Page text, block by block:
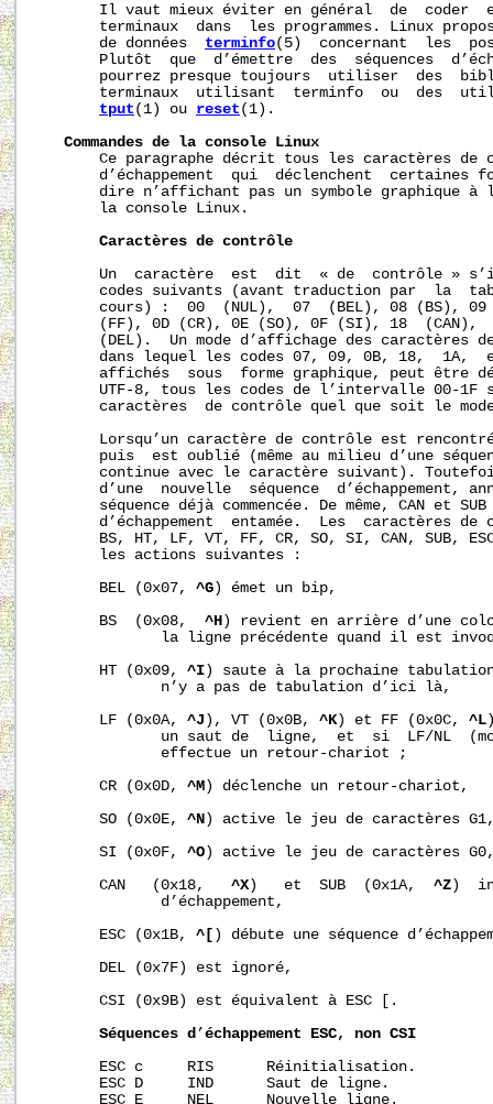
Il vaut mieux éviter en général  de  coder
terminaux  dans  les programmes. Linux
       de données
terminfo(5)  concernant  les
Plutôt  que  d’émettre  des  séquences
pourrez presque toujours  utiliser  des
terminaux  utilisant  terminfo  ou  des
tput (1) ou reset (1).
Commandes de la console
Linux
Ce paragraphe décrit tous les caractères de
d’échappement  qui  déclenchent  certaines
dire n’affichant pas un symbole graphique à
       la console Linux.
Caractères de contrôle
Un  caractère  est  dit  « de  contrôle »
codes suivants (avant traduction par  la
cours) :  00  (NUL),  07  (BEL), 08 (BS),
(FF), 0D (CR), 0E (SO), 0F (SI), 18  (CAN),
(DEL).  Un mode d’affichage des caractères
dans lequel les codes 07, 09, 0B, 18,  1A,
affichés  sous  forme graphique, peut être
UTF-8, tous les codes de l’intervalle 00-1F
caractères  de contrôle quel que soit le
Lorsqu’un caractère de contrôle est
puis  est oublié (même au milieu d’une
continue avec le caractère suivant).
d’une  nouvelle  séquence  d’échappement,
séquence déjà commencée. De même, CAN et
d’échappement  entamée.  Les  caractères de
BS, HT, LF, VT, FF, CR, SO, SI, CAN, SUB,
       les actions suivantes :
       BEL (0x07,
^G ) émet un bip,
       BS  (0x08,
^H ) revient en arrière d’une
la ligne précédente quand il est
       HT (0x09,
^I ) saute à la prochaine
              n’y a pas de tabulation d’ici là,
       LF (0x0A,
^J ), VT (0x0B, ^K) et FF (0x0C, ^L
un saut de  ligne,  et  si  LF/NL
              effectue un retour-chariot ;
       CR (0x0D,
^M ) déclenche un retour-chariot,
       SO (0x0E,
^N ) active le jeu de caractères
       SI (0x0F,
^O ) active le jeu de caractères
       CAN   (0x18,
^X)   et  SUB  (0x1A, ^Z )
              d’échappement,
       ESC (0x1B,
^[ ) débute une séquence
       DEL (0x7F) est ignoré,
       CSI (0x9B) est équivalent à ESC [.
Séquences d ’ échappement ESC, non CSI
       ESC c     RIS      Réinitialisation.
       ESC D     IND      Saut de ligne.
       ESC E     NEL      Nouvelle ligne.